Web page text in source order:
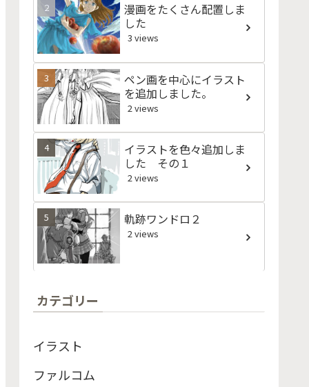
漫画をたくさん配置しま
した
3 views
ペン画を中心にイラスト
を追加しました。
2 views
イラストを色々追加しま
した その１
2 views
軌跡ワンドロ２
2 views
カテゴリー
イラスト
ファルコム